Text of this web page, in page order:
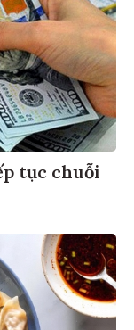
tục chuỗi